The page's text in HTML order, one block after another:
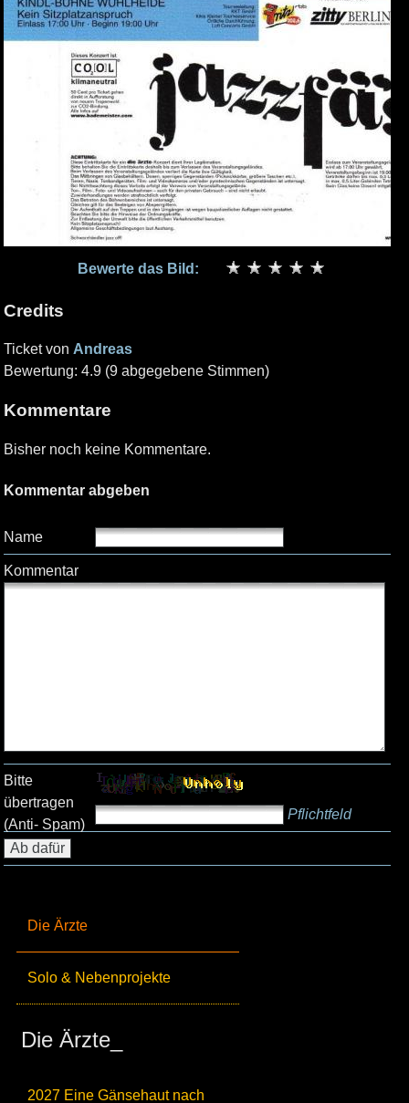
Die Ärzte
Solo & Nebenprojekte
Die Ärzte_
2027 Eine Gänsehaut nach
Bewerte das Bild:
Credits
Ticket von Andreas
Bewertung: 4.9 (9 abgegebene Stimmen)
Kommentare
Bisher noch keine Kommentare.
Kommentar abgeben
Name
Kommentar
Bitte
übertragen
(Anti- Spam)
Pflichtfeld